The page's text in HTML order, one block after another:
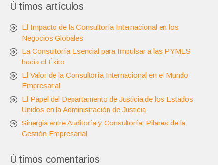
Últimos artículos
El Impacto de la Consultoría Internacional en los
Negocios Globales
La Consultoría Esencial para Impulsar a las PYMES
hacia el Éxito
El Valor de la Consultoría Internacional en el Mundo
Empresarial
El Papel del Departamento de Justicia de los Estados
Unidos en la Administración de Justicia
Sinergia entre Auditoría y Consultoría: Pilares de la
Gestión Empresarial
Últimos comentarios